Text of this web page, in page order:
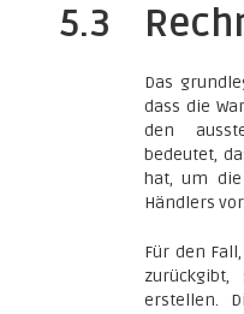
5.3
Das
dass die
den
bedeutet,
hat, um
Händlers
Für den
erstellen.